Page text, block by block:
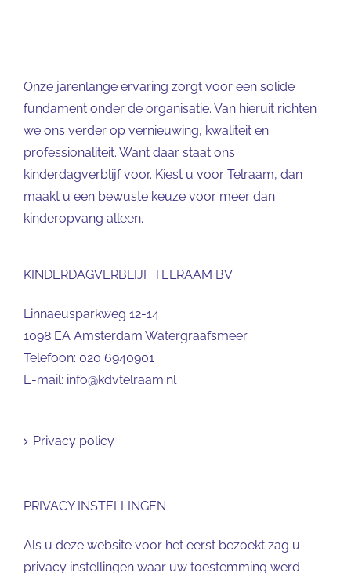
Onze jarenlange ervaring zorgt voor een solide
fundament onder de organisatie. Van hieruit richten
we ons verder op vernieuwing, kwaliteit en
professionaliteit. Want daar staat ons
kinderdagverblijf voor. Kiest u voor Telraam, dan
maakt u een bewuste keuze voor meer dan
kinderopvang alleen.
KINDERDAGVERBLIJF TELRAAM BV
Linnaeusparkweg 12-14
1098 EA Amsterdam Watergraafsmeer
Telefoon: 020 6940901
E-mail: info@kdvtelraam.nl
Privacy policy
PRIVACY INSTELLINGEN
Als u deze website voor het eerst bezoekt zag u
privacy instellingen waar uw toestemming werd